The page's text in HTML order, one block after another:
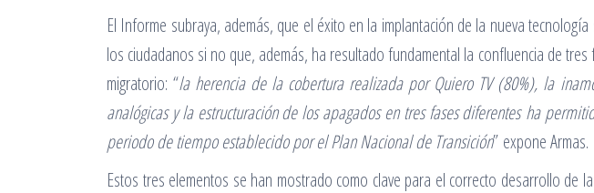
El Informe subraya, además, que el éxito en la implantación de la nueva
los ciudadanos si no que, además, ha resultado fundamental la confluencia de
migratorio: “la herencia de la cobertura realizada por Quiero TV (80%), la
analógicas y la estructuración de los apagados en tres fases diferentes ha
periodo de tiempo establecido por el Plan Nacional de Transición” expone Armas.
Estos tres elementos se han mostrado como clave para el correcto desarrollo